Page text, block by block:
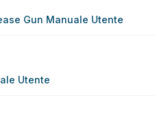
Gun Manuale Utente
Utente